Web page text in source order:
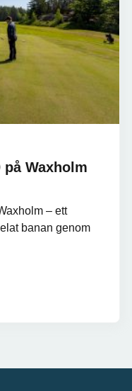
på Waxholm
– ett
banan genom